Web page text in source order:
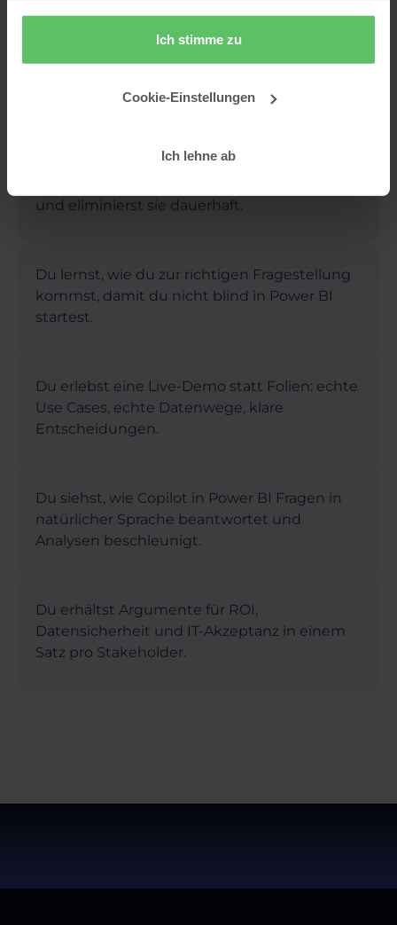
haben oder die sie im Rahmen Ihrer Nutzung der Dienste
Ich stimme zu
Cookie-Einstellungen
Ich lehne ab
Agenda
zentrale Entscheidungs-Dashboards mit
und eliminierst sie dauerhaft.
Du lernst, wie du zur richtigen Fragestellung
kommst, damit du nicht blind in Power BI
startest.
Du erlebst eine Live-Demo statt Folien: echte
Use Cases, echte Datenwege, klare
Entscheidungen.
Du siehst, wie Copilot in Power BI Fragen in
natürlicher Sprache beantwortet und
Analysen beschleunigt.
Du erhältst Argumente für ROI,
Datensicherheit und IT-Akzeptanz in einem
Satz pro Stakeholder.